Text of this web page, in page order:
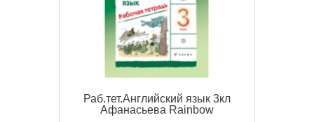
Раб.тет.Английский язык 3кл
Афанасьева Rainbow